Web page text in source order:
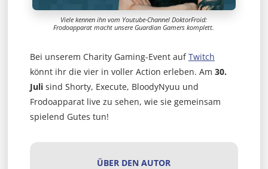
Viele kennen ihn vom Youtube-Channel DoktorFroid:
Frodoapparat macht unsere Guardian Gamers komplett.
Bei unserem Charity Gaming-Event aufTwitch
könnt ihr die vier in voller Action erleben. Am 30.
Julisind Shorty, Execute, BloodyNyuu und
Frodoapparat live zu sehen, wie sie gemeinsam
spielend Gutes tun!
ÜBER DEN AUTOR